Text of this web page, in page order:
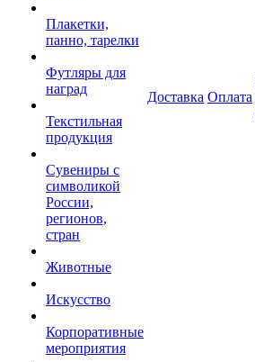
Плакетки,
панно, тарелки
Футляры для
наград
Текстильная
продукция
Сувениры с
символикой
России,
регионов,
стран
Животные
Искусство
Корпоративные
мероприятия
Доставка Оплата